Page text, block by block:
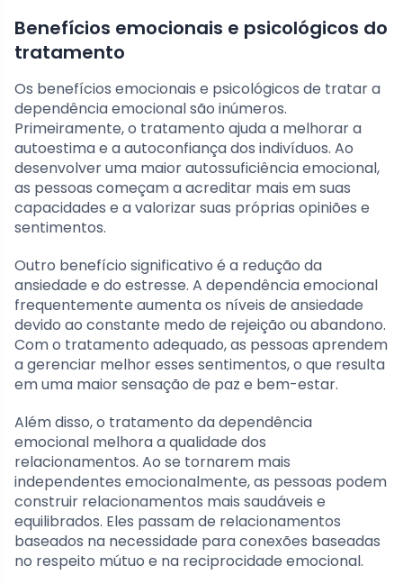
Benefícios emocionais e psicológicos do
tratamento
Os benefícios emocionais e psicológicos de tratar a
dependência emocional são inúmeros.
Primeiramente, o tratamento ajuda a melhorar a
autoestima e a autoconfiança dos indivíduos. Ao
desenvolver uma maior autossuficiência emocional,
as pessoas começam a acreditar mais em suas
capacidades e a valorizar suas próprias opiniões e
sentimentos.
Outro benefício significativo é a redução da
ansiedade e do estresse. A dependência emocional
frequentemente aumenta os níveis de ansiedade
devido ao constante medo de rejeição ou abandono.
Com o tratamento adequado, as pessoas aprendem
a gerenciar melhor esses sentimentos, o que resulta
em uma maior sensação de paz e bem-estar.
Além disso, o tratamento da dependência
emocional melhora a qualidade dos
relacionamentos. Ao se tornarem mais
independentes emocionalmente, as pessoas podem
construir relacionamentos mais saudáveis e
equilibrados. Eles passam de relacionamentos
baseados na necessidade para conexões baseadas
no respeito mútuo e na reciprocidade emocional.